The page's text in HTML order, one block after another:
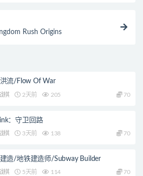
Rush Origins
流/Flow Of War
棋 2天前 205 70
：守卫回路
棋 3天前 138 70
造/地铁建造师/Subway Builder
棋 5天前 114 70